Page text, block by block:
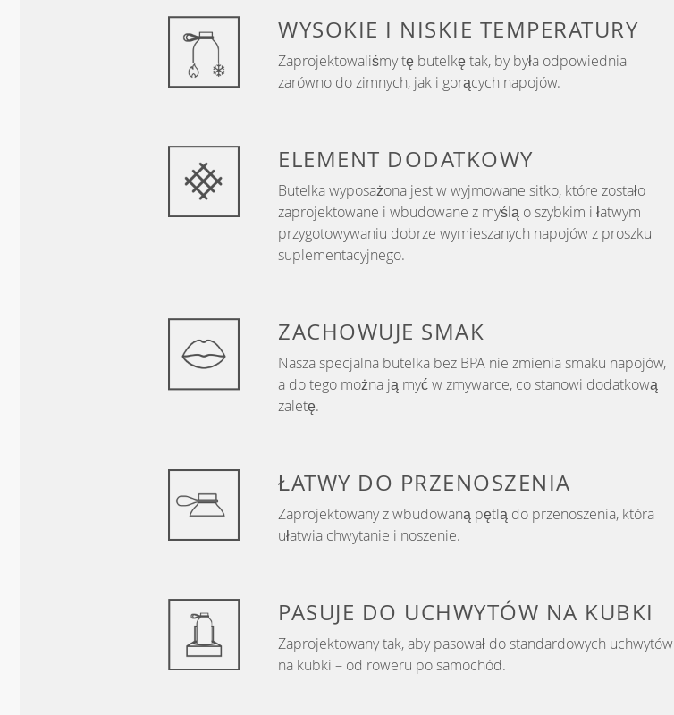
WYSOKIE I NISKIE TEMPERATURY
Zaprojektowaliśmy tę butelkę tak, by była odpowiednia
zarówno do zimnych, jak i gorących napojów.
ELEMENT DODATKOWY
Butelka wyposażona jest w wyjmowane sitko, które zostało
zaprojektowane i wbudowane z myślą o szybkim i łatwym
przygotowywaniu dobrze wymieszanych napojów z proszku
suplementacyjnego.
ZACHOWUJE SMAK
Nasza specjalna butelka bez BPA nie zmienia smaku napojów,
a do tego można ją myć w zmywarce, co stanowi dodatkową
zaletę.
ŁATWY DO PRZENOSZENIA
Zaprojektowany z wbudowaną pętlą do przenoszenia, która
ułatwia chwytanie i noszenie.
PASUJE DO UCHWYTÓW NA KUBKI
Zaprojektowany tak, aby pasował do standardowych uchwytów
na kubki – od roweru po samochód.